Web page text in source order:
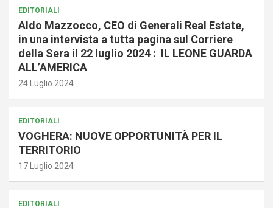
EDITORIALI
Aldo Mazzocco, CEO di Generali Real Estate,
in una intervista a tutta pagina sul Corriere
della Sera il 22 luglio 2024 : IL LEONE GUARDA
ALL’AMERICA
24 Luglio 2024
EDITORIALI
VOGHERA: NUOVE OPPORTUNITÀ PER IL
TERRITORIO
17 Luglio 2024
EDITORIALI